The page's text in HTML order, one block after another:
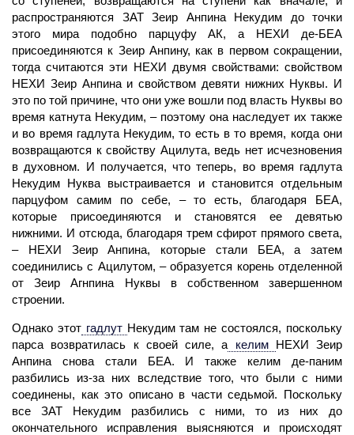
распространяются ЗАТ Зеир Анпина Некудим до точки
этого мира подобно парцуфу АК, а НЕХИ де-БЕА
присоединяются к Зеир Анпину, как в первом сокращении,
тогда считаются эти НЕХИ двумя свойствами: свойством
НЕХИ Зеир Анпина и свойством девяти нижних Нуквы. И
это по той причине, что они уже вошли под власть Нуквы во
время катнута Некудим, – поэтому она наследует их также
и во время гадлута Некудим, то есть в то время, когда они
возвращаются к свойству Ацилута, ведь нет исчезновения
в духовном. И получается, что теперь, во время гадлута
Некудим Нуква выстраивается и становится отдельным
парцуфом самим по себе, – то есть, благодаря БЕА,
которые присоединяются и становятся ее девятью
нижними. И отсюда, благодаря трем сфирот прямого света,
– НЕХИ Зеир Анпина, которые стали БЕА, а затем
соединились с Ацилутом, – образуется корень отделенной
от Зеир Агнпина Нуквы в собственном завершенном
строении.
Однако этотгадлут Некудим там не состоялся, поскольку
парса возвратилась к своей силе, а келим НЕХИ Зеир
Анпина снова стали БЕА. И также келим де-паним
разбились из-за них вследствие того, что были с ними
соединены, как это описано в части седьмой. Поскольку
все ЗАТ Некудим разбились с ними, то из них до
окончательного исправления выясняются и происходят